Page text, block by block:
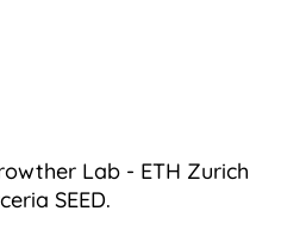
Lab - ETH Zurich
SEED.